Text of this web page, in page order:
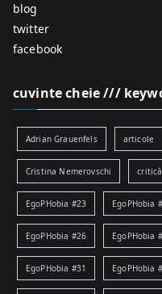
blog
twitter
facebook
cuvinte cheie ///
Adrian Grauenfels articole
Cristina Nemerovschi critică
EgoPHobia #23 EgoPHobia
EgoPHobia #26 EgoPHobia
EgoPHobia #31 EgoPHobia